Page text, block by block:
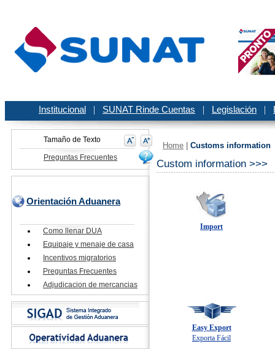
Institucional | SUNAT Rinde Cuentas | Legislación |
Tamaño de Texto
Preguntas Frecuentes
Orientación Aduanera
Como llenar DUA
Equipaje y menaje de casa
Incentivos migratorios
Preguntas Frecuentes
Adjudicacion de mercancias
Home Customs information
Custom information >>>
Import
Easy Export
Exporta Fácil